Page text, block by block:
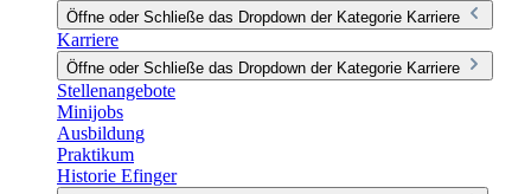
Öffne oder Schließe das Dropdown der Kategorie Karriere
Karriere
Öffne oder Schließe das Dropdown der Kategorie Karriere
Stellenangebote
Minijobs
Ausbildung
Praktikum
Historie Efinger